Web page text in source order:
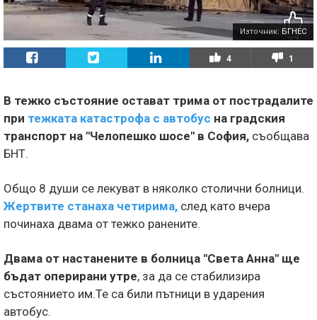
Източник: БГНЕС
4 1
В тежко състояние остават трима от пострадалите
при тежката катастрофа с автобус на градския
транспорт на "Челопешко шосе" в София, съобщава
БНТ.
Общо 8 души се лекуват в няколко столични болници.
Жертвите станаха четирима, след като вчера
починаха двама от тежко ранените.
Двама от настанените в болница "Света Анна" ще
бъдат оперирани утре, за да се стабилизира
състоянието им.Те са били пътници в ударения
автобус.